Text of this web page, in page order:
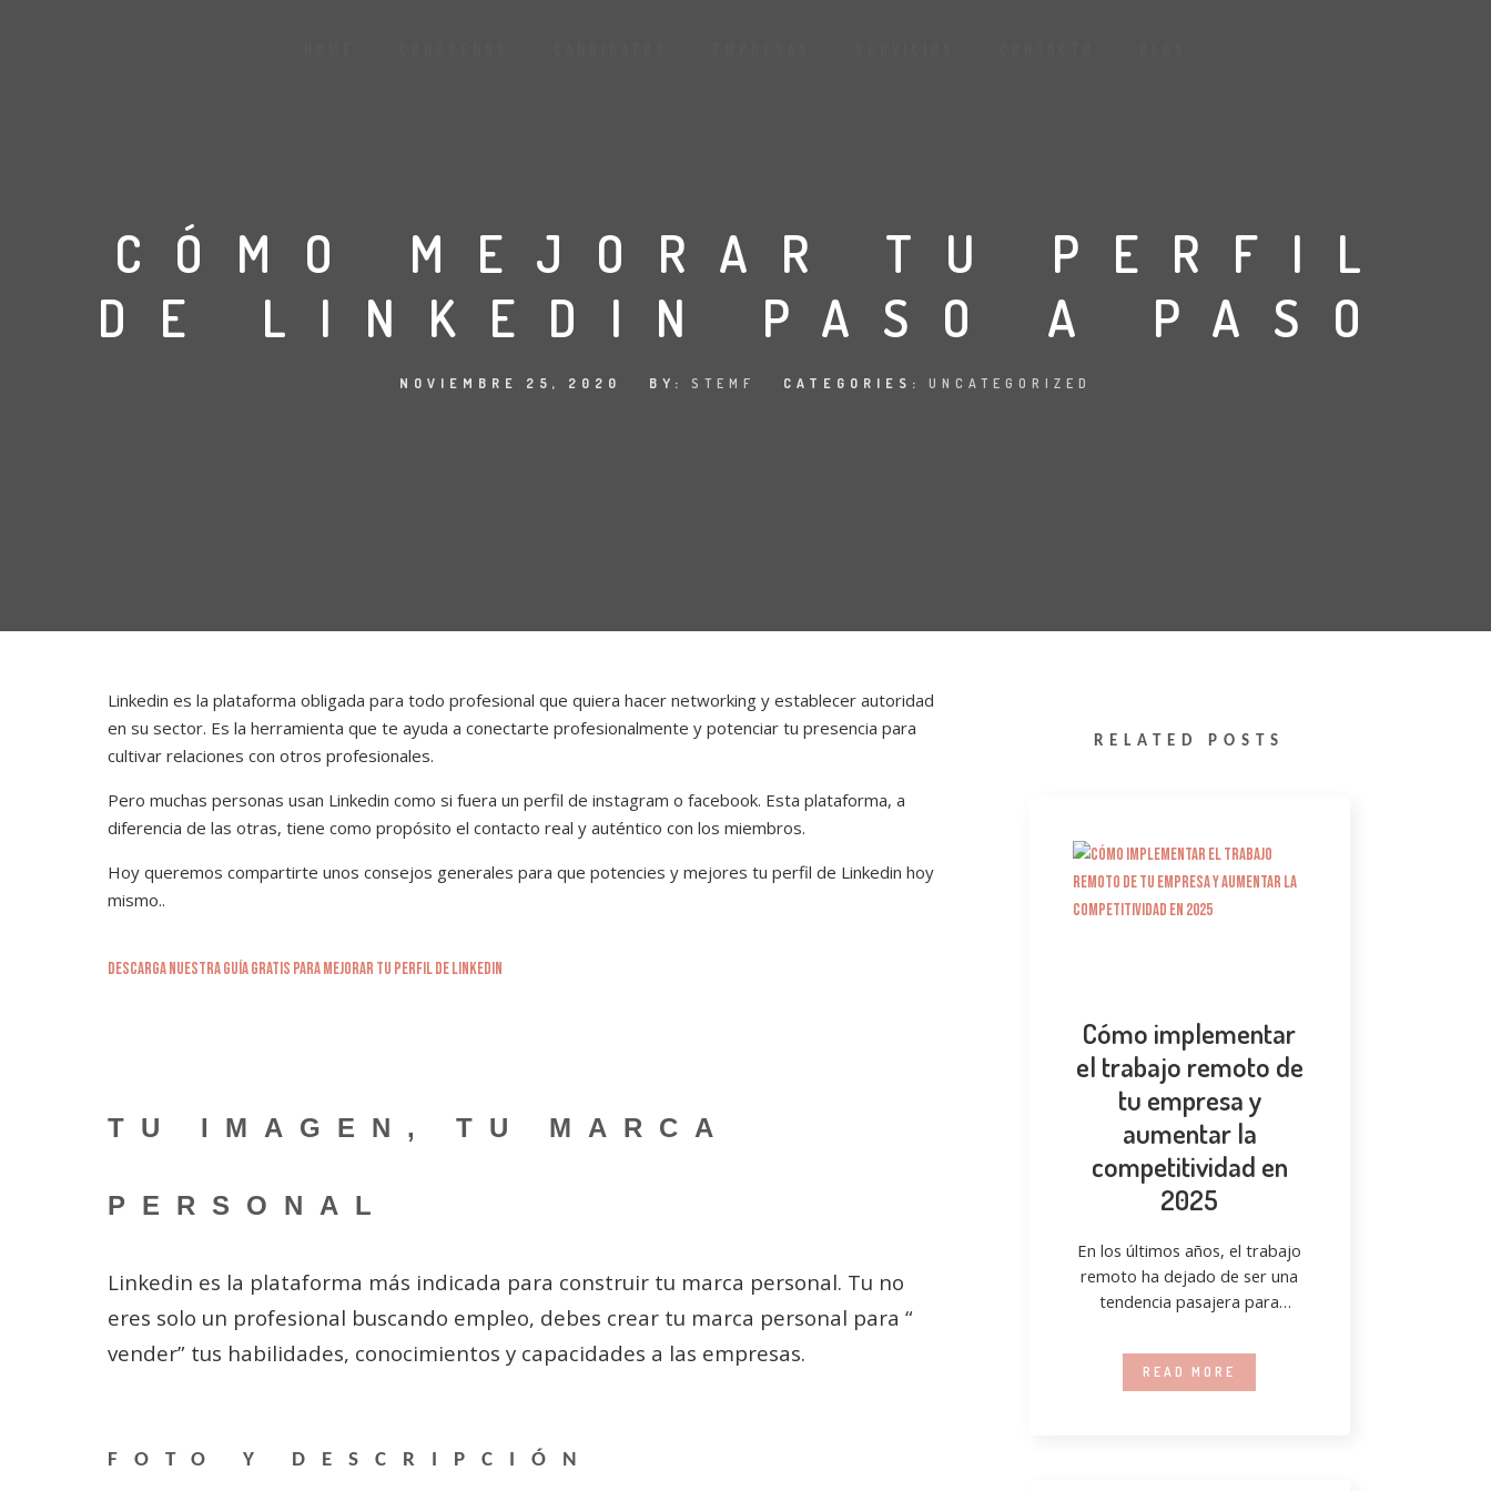
CÓMO MEJORAR TU PERFIL
DE LINKEDIN PASO A PASO
NOVIEMBRE 25, 2020 BY: STEMF CATEGORIES: UNCATEGORIZED
Linkedin es la plataforma obligada para todo profesional que quiera hacer networking y establecer autoridad
en su sector. Es la herramienta que te ayuda a conectarte profesionalmente y potenciar tu presencia para
cultivar relaciones con otros profesionales.
Pero muchas personas usan Linkedin como si fuera un perfil de instagram o facebook. Esta plataforma, a
diferencia de las otras, tiene como propósito el contacto real y auténtico con los miembros.
Hoy queremos compartirte unos consejos generales para que potencies y mejores tu perfil de Linkedin hoy
mismo..
DESCARGA NUESTRA GUÍA GRATIS PARA MEJORAR TU PERFIL DE LINKEDIN
TU IMAGEN, TU MARCA
PERSONAL
Linkedin es la plataforma más indicada para construir tu marca personal. Tu no
eres solo un profesional buscando empleo, debes crear tu marca personal para “
vender” tus habilidades, conocimientos y capacidades a las empresas.
FOTO Y DESCRIPCIÓN
RELATED POSTS
Cómo implementar
el trabajo remoto de
tu empresa y
aumentar la
competitividad en
2025
En los últimos años, el trabajo
remoto ha dejado de ser una
tendencia pasajera para
estratégica
READ MORE